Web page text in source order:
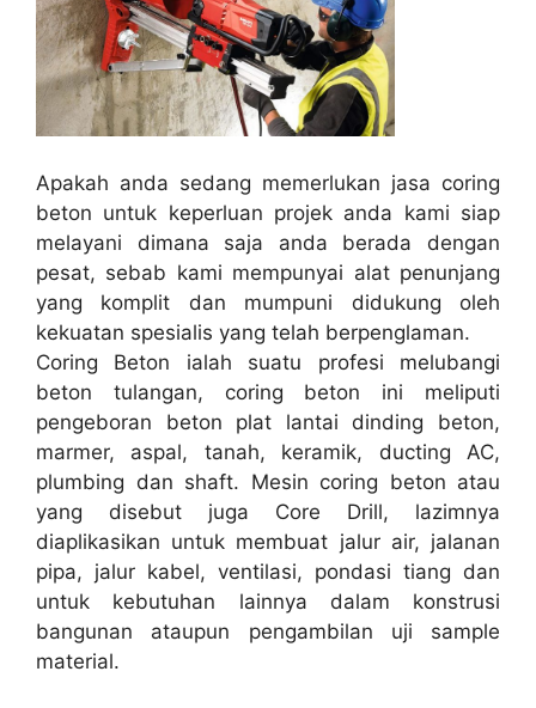
Apakah anda sedang memerlukan jasa coring
beton untuk keperluan projek anda kami siap
melayani dimana saja anda berada dengan
pesat, sebab kami mempunyai alat penunjang
yang komplit dan mumpuni didukung oleh
kekuatan spesialis yang telah berpenglaman.
Coring Beton ialah suatu profesi melubangi
beton tulangan, coring beton ini meliputi
pengeboran beton plat lantai dinding beton,
marmer, aspal, tanah, keramik, ducting AC,
plumbing dan shaft. Mesin coring beton atau
yang disebut juga Core Drill, lazimnya
diaplikasikan untuk membuat jalur air, jalanan
pipa, jalur kabel, ventilasi, pondasi tiang dan
untuk kebutuhan lainnya dalam konstrusi
bangunan ataupun pengambilan uji sample
material.